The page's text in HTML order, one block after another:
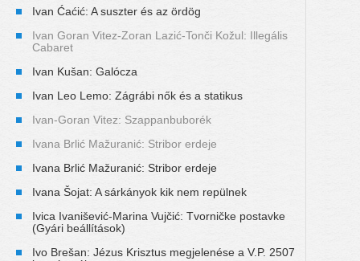
Ivan Ćaćić: A suszter és az ördög
Ivan Goran Vitez-Zoran Lazić-Tonči Kožul: Illegális
Cabaret
Ivan Kušan: Galócza
Ivan Leo Lemo: Zágrábi nők és a statikus
Ivan-Goran Vitez: Szappanbuborék
Ivana Brlić Mažuranić: Stribor erdeje
Ivana Brlić Mažuranić: Stribor erdeje
Ivana Šojat: A sárkányok kik nem repülnek
Ivica Ivanišević-Marina Vujčić: Tvorničke postavke
(Gyári beállítások)
Ivo Brešan: Jézus Krisztus megjelenése a V.P. 2507